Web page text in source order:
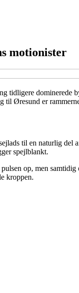
motionister
til Øresund er
til en naturlig
spejlblankt.
op, men
kroppen.